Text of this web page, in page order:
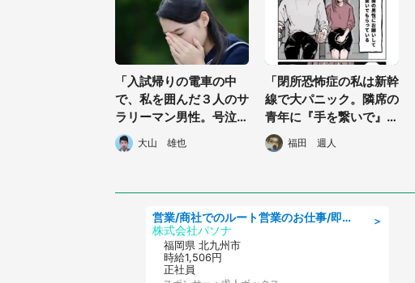
「入試帰りの電車の中
で、私を囲んだ３人のサ
ラリーマン男性。号泣し
ている姿を周りから隠す
ように立ち...」（東京
大山 雄也
「閉所恐怖症の私は新幹
線で大パニック。隣席の
青年に『手を繋いで』と
お願いしたら...」 体験
談に8万人感動
福田 週人
＞
営業/商社でのルート営業のお仕事/即日勤務可/車通勤可/営業
株式会社パソナ
福岡県 北九州市
時給1,506円
正社員